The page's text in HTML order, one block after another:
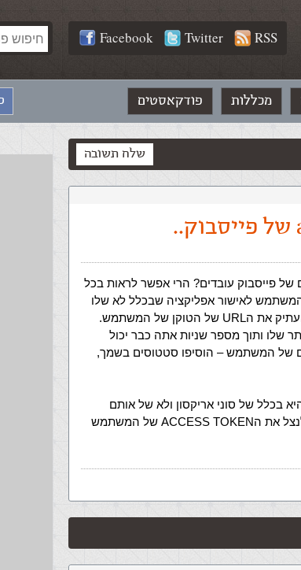
Facebook Twitter RSS
מכללות פודקאסטים
שלח תשובה
של פייסבוק עובדים? הרי אפשר לראות בכל
15 שמפנה את המשתמש לאישור אפליקציה שבכלל לא שלו
כדוגמא "sony erricson xperia" , ולהעתיק את הURL של הטוקן של המשתמש.
שלו ותוך מספר שניות אתה כבר יכול
של המשתמש – הוסיפו סטטוסים בשמך,
בכלל של סוני אריקסון ולא של אותם
מנהלי האתרים, אז איך עדיין אפשר לנצל את הACCESS TOKEN של המשתמש